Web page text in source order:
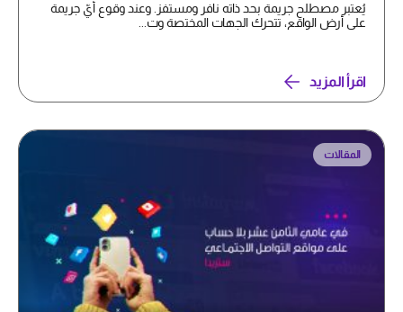
يُعتبر مصطلح جريمة بحد ذاته نافر ومستفز. وعند وقوع أيّ جريمة
على أرض الواقع، تتحرك الجهات المختصة وت...
اقرأ المزيد
المقالات